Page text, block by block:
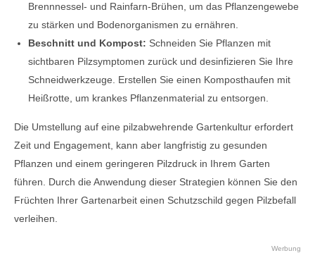
Brennnessel- und Rainfarn-Brühen, um das Pflanzengewebe
zu stärken und Bodenorganismen zu ernähren.
Beschnitt und Kompost: Schneiden Sie Pflanzen mit
sichtbaren Pilzsymptomen zurück und desinfizieren Sie Ihre
Schneidwerkzeuge. Erstellen Sie einen Komposthaufen mit
Heißrotte, um krankes Pflanzenmaterial zu entsorgen.
Die Umstellung auf eine pilzabwehrende Gartenkultur erfordert
Zeit und Engagement, kann aber langfristig zu gesunden
Pflanzen und einem geringeren Pilzdruck in Ihrem Garten
führen. Durch die Anwendung dieser Strategien können Sie den
Früchten Ihrer Gartenarbeit einen Schutzschild gegen Pilzbefall
verleihen.
Werbung